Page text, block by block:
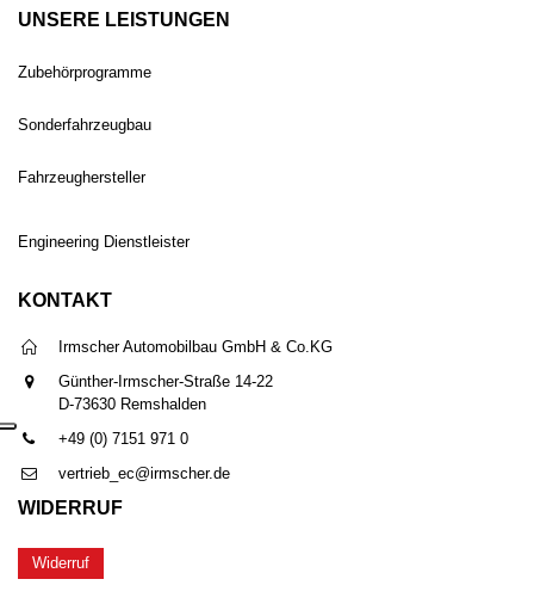
UNSERE LEISTUNGEN
Zubehörprogramme
Sonderfahrzeugbau
Fahrzeughersteller
Engineering Dienstleister
KONTAKT
Irmscher Automobilbau GmbH & Co.KG
Günther-Irmscher-Straße 14-22
D-73630 Remshalden
+49 (0) 7151 971 0
vertrieb_ec@irmscher.de
WIDERRUF
Widerruf